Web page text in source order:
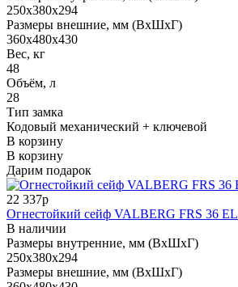
250x380x294
Размеры внешние, мм (ВхШхГ)
360x480x430
Вес, кг
48
Объём, л
28
Тип замка
Кодовый механический + ключевой
В корзину
В корзину
Дарим подарок
22 337р
Огнестойкий сейф VALBERG FRS 36 EL
В наличии
Размеры внутренние, мм (ВхШхГ)
250x380x294
Размеры внешние, мм (ВхШхГ)